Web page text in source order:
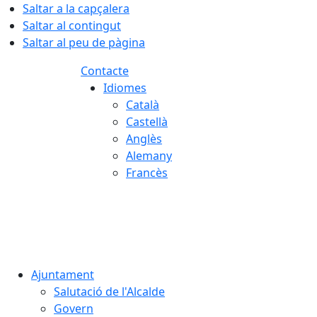
Saltar a la capçalera
Saltar al contingut
Saltar al peu de pàgina
Contacte
Idiomes
Català
Castellà
Anglès
Alemany
Francès
Ajuntament
Salutació de l'Alcalde
Govern